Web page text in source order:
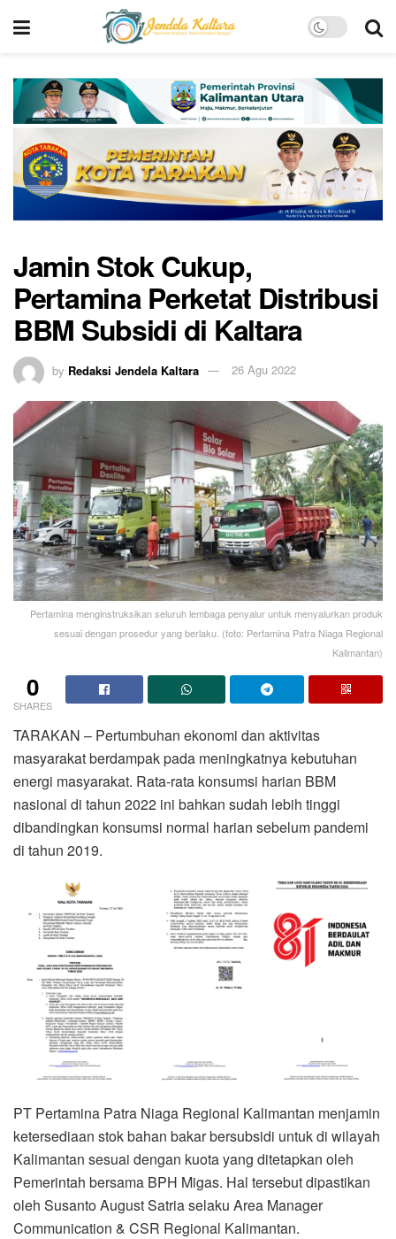
Jamin Stok Cukup,
Pertamina Perketat Distribusi
BBM Subsidi di Kaltara
by Redaksi Jendela Kaltara 26 Agu 2022
Pertamina menginstruksikan seluruh lembaga penyalur untuk menyalurkan produk
sesuai dengan prosedur yang berlaku. (foto: Pertamina Patra Niaga Regional
Kalimantan)
0
SHARES
TARAKAN – Pertumbuhan ekonomi dan aktivitas
masyarakat berdampak pada meningkatnya kebutuhan
energi masyarakat. Rata-rata konsumsi harian BBM
nasional di tahun 2022 ini bahkan sudah lebih tinggi
dibandingkan konsumsi normal harian sebelum pandemi
di tahun 2019.
PT Pertamina Patra Niaga Regional Kalimantan menjamin
ketersediaan stok bahan bakar bersubsidi untuk di wilayah
Kalimantan sesuai dengan kuota yang ditetapkan oleh
Pemerintah bersama BPH Migas. Hal tersebut dipastikan
oleh Susanto August Satria selaku Area Manager
Communication & CSR Regional Kalimantan.